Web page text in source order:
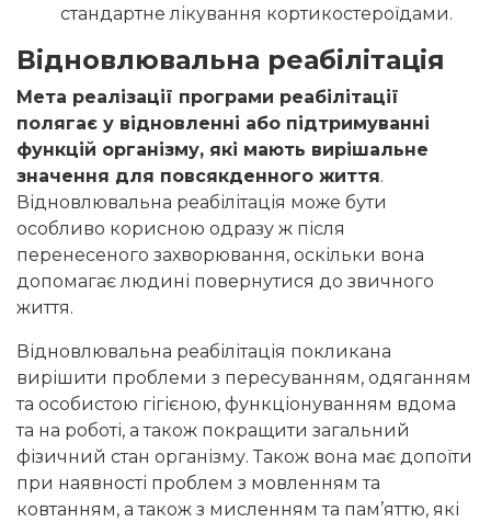
стандартне лікування кортикостероїдами.
Відновлювальна реабілітація
Мета реалізації програми реабілітації
полягає у відновленні або підтримуванні
функцій організму, які мають вирішальне
значення для повсякденного життя.
Відновлювальна реабілітація може бути
особливо корисною одразу ж після
перенесеного захворювання, оскільки вона
допомагає людині повернутися до звичного
життя.
Відновлювальна реабілітація покликана
вирішити проблеми з пересуванням, одяганням
та особистою гігієною, функціонуванням вдома
та на роботі, а також покращити загальний
фізичний стан організму. Також вона має допоїти
при наявності проблем з мовленням та
ковтанням, а також з мисленням та пам’яттю, які